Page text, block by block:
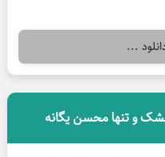
...
و تنها محسن یگانه